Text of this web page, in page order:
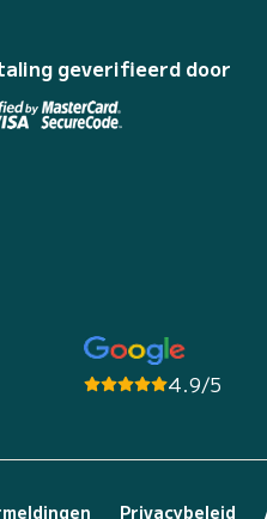
geverifieerd door
4.9/5
Privacybeleid